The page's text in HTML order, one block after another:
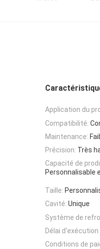
Application du
Compatibilité:
Maintenance:
Précision: Très
Capacité de
Personnalisable
Taille:
Cavité: Unique
Système de
Délai d'exécution
Conditions de